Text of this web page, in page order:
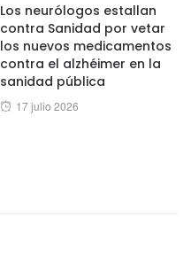
Los neurólogos estallan
contra Sanidad por vetar
los nuevos medicamentos
contra el alzhéimer en la
sanidad pública
Posted
17 julio 2026